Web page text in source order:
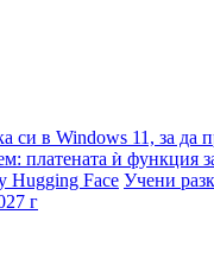
си в Windows 11, за да
платената ѝ функция
Hugging Face Учени
г